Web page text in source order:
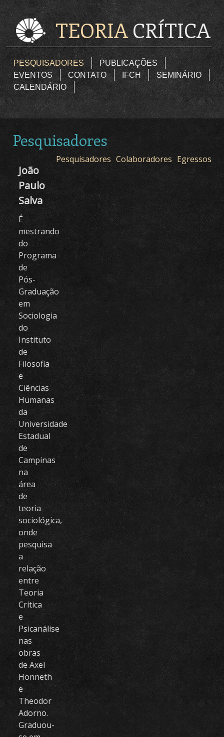
Pular para o conteúdo principal
TEORIA CRÍTICA
Principal
PESQUISADORES
PUBLICAÇÕES
EVENTOS
CONTATO IFCH
SEMINÁRIO
CALENDÁRIO
Pesquisadores
Egressos
Colaboradores
Pesquisadores
João
Paulo
Salva
É
mestrando
do
Programa
de
Pós-
Graduação
em
Sociologia
do
Instituto
de
Filosofia
e
Ciências
Humanas
da
Universidade
Estadual
de
Campinas
na
área
de
teoria
sociológica,
onde
pesquisa
a
relação
entre
Teoria
Crítica
e
Psicanálise
nas
obras
de Axel
Honneth
e
Theodor
Adorno.
Graduou-